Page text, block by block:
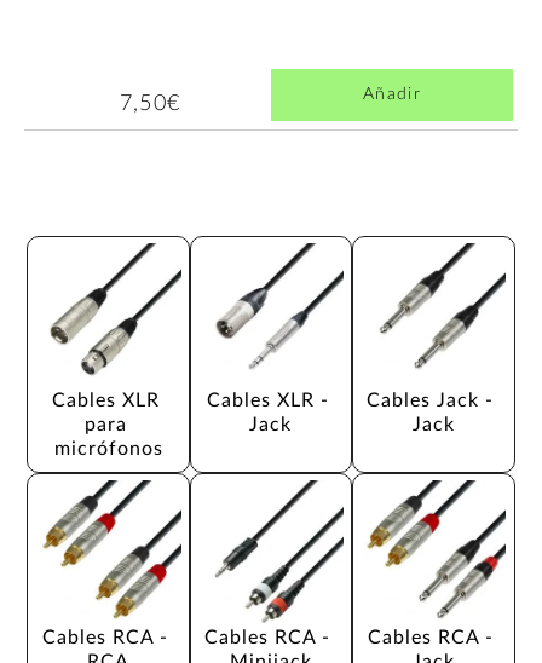
7,50€ Añadir
Cables XLR
para
micrófonos
Cables XLR -
Jack
Cables Jack -
Jack
Cables RCA -
Cables RCA -
Cables RCA -